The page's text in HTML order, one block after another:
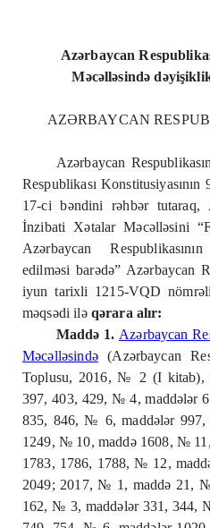
Azərbaycan
Məcəlləsində
AZƏRBAYCAN
Azərbaycan
Respublikası
17-ci bəndini rəhbər tutaraq,
İnzibati Xətalar Məcəlləsini
Azərbaycan
edilməsi barədə” Azərbaycan
iyun tarixli 1215-VQD nömrəli
məqsədi ilə qərara alır:
Maddə 1. Azərbaycan
Məcəlləsində(Azərbaycan
Toplusu, 2016, № 2 (I kitab),
397, 403, 429, № 4, maddələr
835, 846, № 6, maddələr
1249, № 10, maddə 1608, №
1783, 1786, 1788, № 12,
2049; 2017, № 1, maddə 21,
162, № 3, maddələr 331, 344,